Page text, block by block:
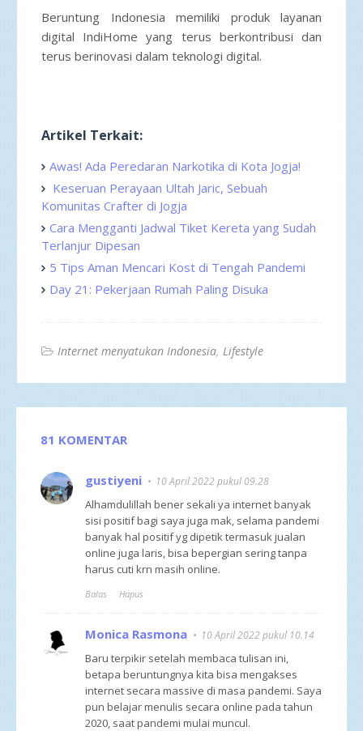
Beruntung Indonesia memiliki produk layanan
digital IndiHome yang terus berkontribusi dan
terus berinovasi dalam teknologi digital.
Artikel Terkait:
Awas! Ada Peredaran Narkotika di Kota Jogja!
Keseruan Perayaan Ultah Jaric, Sebuah
Komunitas Crafter di Jogja
Cara Mengganti Jadwal Tiket Kereta yang Sudah
Terlanjur Dipesan
5 Tips Aman Mencari Kost di Tengah Pandemi
Day 21: Pekerjaan Rumah Paling Disuka
Internet menyatukan Indonesia Lifestyle
81 KOMENTAR
gustiyeni 10 April 2022 pukul 09.28
Alhamdulillah bener sekali ya internet banyak
sisi positif bagi saya juga mak, selama pandemi
banyak hal positif yg dipetik termasuk jualan
online juga laris, bisa bepergian sering tanpa
harus cuti krn masih online.
Balas Hapus
Monica Rasmona 10 April 2022 pukul 10.14
Baru terpikir setelah membaca tulisan ini,
betapa beruntungnya kita bisa mengakses
internet secara massive di masa pandemi. Saya
pun belajar menulis secara online pada tahun
2020, saat pandemi mulai muncul.